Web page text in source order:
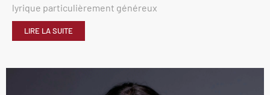
lyrique particulièrement généreux
LIRE LA SUITE